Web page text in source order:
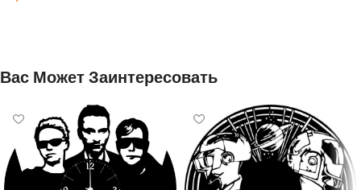
Вас Может Заинтересовать